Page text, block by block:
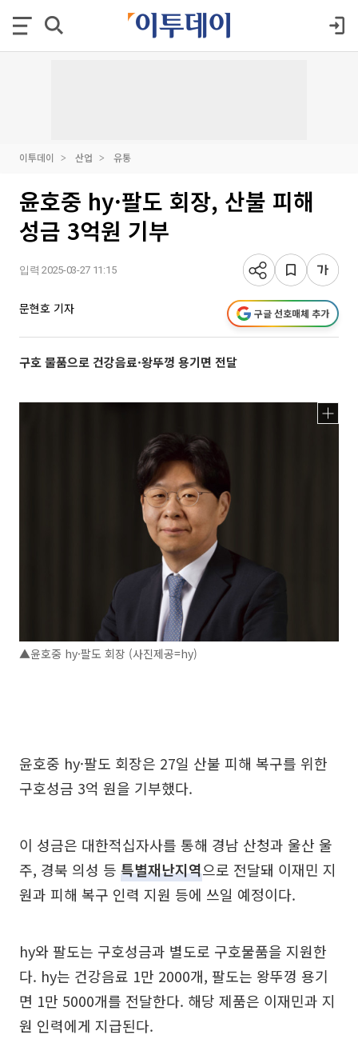
이투데이 산업 유통
윤호중 hy·팔도 회장, 산불 피해
성금 3억원 기부
입력 2025-03-27 11:15
문현호 기자 구글 선호매체 추가
구호 물품으로 건강음료·왕뚜껑 용기면 전달
▲윤호중 hy·팔도 회장 (사진제공=hy)
윤호중 hy·팔도 회장은 27일 산불 피해 복구를 위한
구호성금 3억 원을 기부했다.
이 성금은 대한적십자사를 통해 경남 산청과 울산 울
주, 경북 의성 등 특별재난지역으로 ​전달돼 이재민 지
원과 피해 복구 인력 지원 등에 쓰일 예정이다.
hy와 팔도는 구호성금과 별도로 구호물품을 지원한
다. hy는 건강음료 1만 2000개, 팔도는 왕뚜껑 용기
면 1만 5000개를 전달한다. 해당 제품은 이재민과 지
원 인력에게 지급된다.